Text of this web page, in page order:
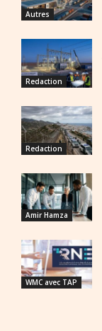
Autres
Redaction
Redaction
Amir Hamza
WMC avec TAP